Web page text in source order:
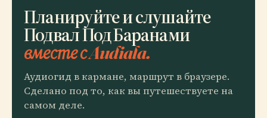
Планируйте и слушайте
Подвал Под Баранами
вместе с Audiala.
Аудиогид в кармане, маршрут в браузере.
Сделано под то, как вы путешествуете на
самом деле.